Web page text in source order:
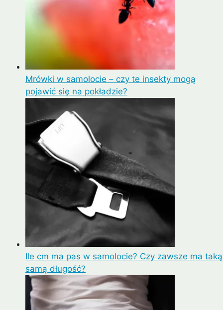
Mrówki w samolocie – czy te insekty mogą
pojawić się na pokładzie?
Ile cm ma pas w samolocie? Czy zawsze ma taką
samą długość?